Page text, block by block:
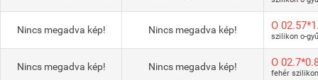
Nincs megadva kép! Nincs megadva kép! O
szilikon o-
Nincs megadva kép! Nincs megadva kép! O
fehér